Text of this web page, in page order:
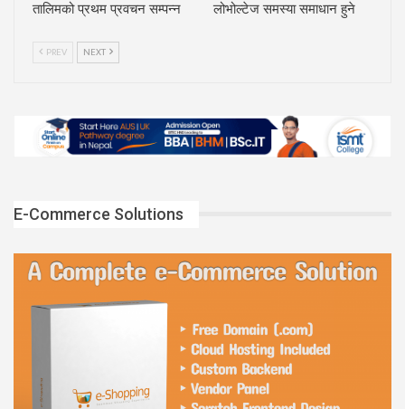
तालिमको प्रथम प्रवचन सम्पन्न
लोभोल्टेज समस्या समाधान हुने
PREV NEXT
E-Commerce Solutions